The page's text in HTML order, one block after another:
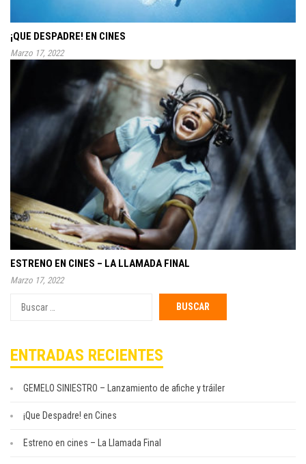
¡QUE DESPADRE! EN CINES
Marzo 17, 2022
ESTRENO EN CINES – LA LLAMADA FINAL
Marzo 17, 2022
por:
ENTRADAS RECIENTES
GEMELO SINIESTRO – Lanzamiento de afiche y tráiler
¡Que Despadre! en Cines
Estreno en cines – La Llamada Final